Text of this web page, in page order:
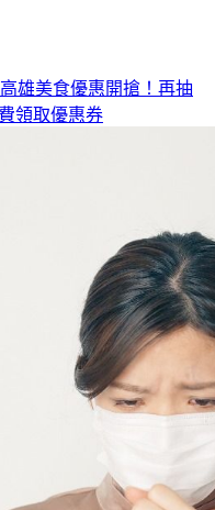
高雄美食優惠開搶！再抽
領取優惠券